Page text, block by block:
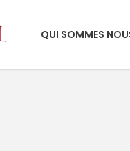
QUI SOMMES